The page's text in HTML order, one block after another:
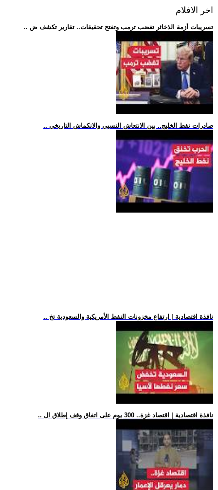
اخر الافلام
.. تسريبات أزمة الذخائر تغضب ترمب وتفتح تحقيقات.. تقارير تكشف ض
.. صادرات نفط الخليج.. بين الانتعاش النسبي والانكماش التاريخي
.. نافذة اقتصادية | ارتفاع مخزونات النفط الأمريكية والسعودية تخ
.. نافذة اقتصادية | اقتصاد غزة.. 300 يوم على اتفاق وقف إطلاق ال